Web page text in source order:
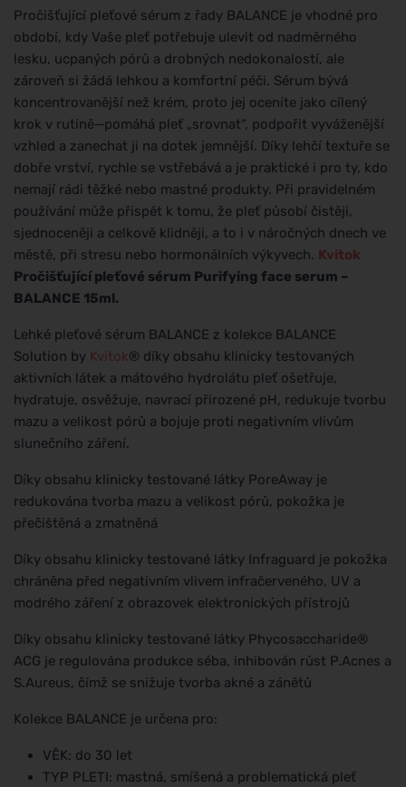
Pročišťující pleťové sérum z řady BALANCE je vhodné pro
období, kdy Vaše pleť potřebuje ulevit od nadměrného
lesku, ucpaných pórů a drobných nedokonalostí, ale
zároveň si žádá lehkou a komfortní péči. Sérum bývá
koncentrovanější než krém, proto jej oceníte jako cílený
krok v rutině—pomáhá pleť „srovnat“, podpořit vyváženější
vzhled a zanechat ji na dotek jemnější. Díky lehčí textuře se
dobře vrství, rychle se vstřebává a je praktické i pro ty, kdo
nemají rádi těžké nebo mastné produkty. Při pravidelném
používání může přispět k tomu, že pleť působí čistěji,
sjednoceněji a celkově klidněji, a to i v náročných dnech ve
městě, při stresu nebo hormonálních výkyvech. Kvitok
Pročišťující pleťové sérum Purifying face serum –
BALANCE 15ml.
Lehké pleťové sérum BALANCE z kolekce BALANCE
Solution by Kvitok® díky obsahu klinicky testovaných
aktivních látek a mátového hydrolátu pleť ošetřuje,
hydratuje, osvěžuje, navrací přirozené pH, redukuje tvorbu
mazu a velikost pórů a bojuje proti negativním vlivům
slunečního záření.
Díky obsahu klinicky testované látky PoreAway je
redukována tvorba mazu a velikost pórů, pokožka je
přečištěná a zmatněná
Díky obsahu klinicky testované látky Infraguard je pokožka
chráněna před negativním vlivem infračerveného, ​​UV a
modrého záření z obrazovek elektronických přístrojů
Díky obsahu klinicky testované látky Phycosaccharide®
ACG je regulována produkce séba, inhibován růst P.Acnes a
S.Aureus, čímž se snižuje tvorba akné a zánětů
Kolekce BALANCE je určena pro:
VĚK: do 30 let
TYP PLETI: mastná, smíšená a problematická pleť